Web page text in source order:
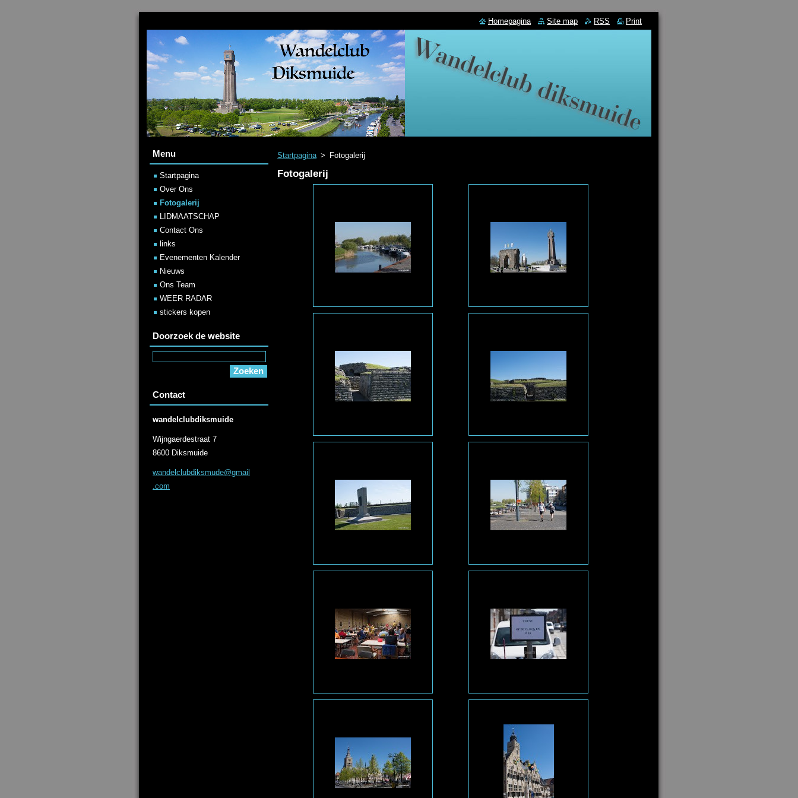
Startpagina > Fotogalerij
Fotogalerij
Menu
Startpagina
Over Ons
Fotogalerij
LIDMAATSCHAP
Contact Ons
links
Evenementen Kalender
Nieuws
Ons Team
WEER RADAR
stickers kopen
Doorzoek de website
Contact
wandelclubdiksmuide
Wijngaerdestraat 7
8600 Diksmuide
wandelcl ubdiksmude@gmail
.com
Homepagina Site map RSS Print